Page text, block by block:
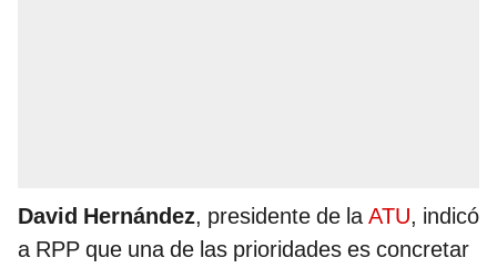
David Hernández, presidente de laATU, indicó
a RPP que una de las prioridades es concretar